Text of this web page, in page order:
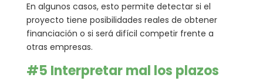
En algunos casos, esto permite detectar si el
proyecto tiene posibilidades reales de obtener
financiación o si será difícil competir frente a
otras empresas.
#5 Interpretar mal los plazos